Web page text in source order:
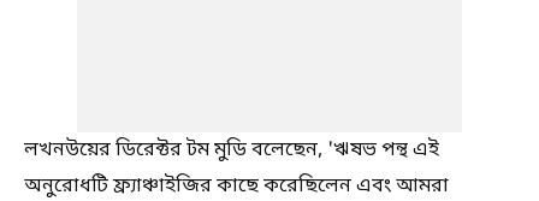
লখনউয়ের ডিরেক্টর টম মুডি বলেছেন, 'ঋষভ পন্থ এই
অনুরোধটি ফ্র্যাঞ্চাইজির কাছে করেছিলেন এবং আমরা